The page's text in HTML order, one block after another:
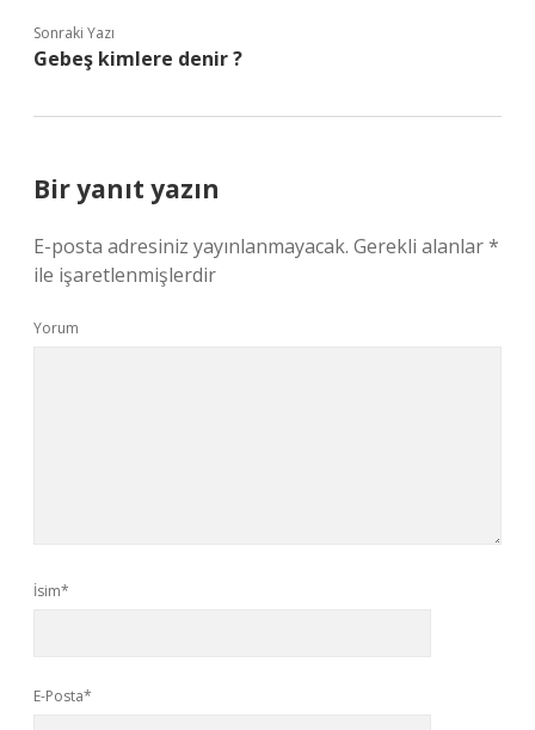
Sonraki Yazı
Gebeş kimlere denir ?
Bir yanıt yazın
E-posta adresiniz yayınlanmayacak. Gerekli alanlar*
ile işaretlenmişlerdir
Yorum
İsim*
E-Posta*